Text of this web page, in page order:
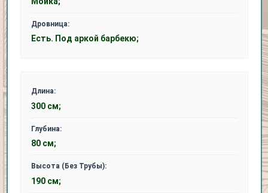
Дровница:
Есть. Под аркой барбекю;
Длина:
300 см;
Глубина:
80 см;
Высота (Без Трубы):
190 см;